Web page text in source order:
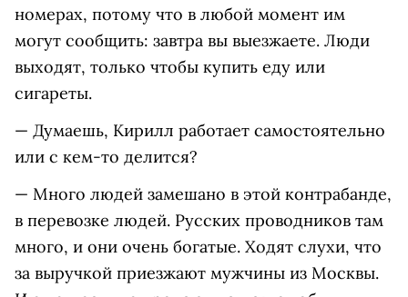
номерах, потому что в любой момент им
могут сообщить: завтра вы выезжаете. Люди
выходят, только чтобы купить еду или
сигареты.
— Думаешь, Кирилл работает самостоятельно
или с кем-то делится?
— Много людей замешано в этой контрабанде,
в перевозке людей. Русских проводников там
много, и они очень богатые. Ходят слухи, что
за выручкой приезжают мужчины из Москвы.